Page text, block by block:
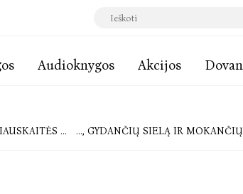
Audioknygos Akcijos
KRITIKOS ĮVERTINIMŲ ORGANIZACIJOS „SOS VAIKŲ KAIMAI LIETUVA“ SPECIALISTŲ REKOMENDACIJOS: 10